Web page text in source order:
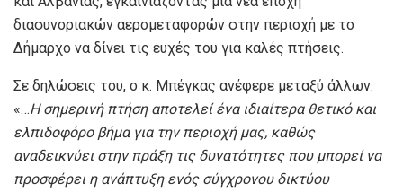
διασυνοριακών αερομεταφορών στην περιοχή με το
Δήμαρχο να δίνει τις ευχές του για καλές πτήσεις.
Σε δηλώσεις του, ο κ. Μπέγκας ανέφερε μεταξύ άλλων:
«…Η σημερινή πτήση αποτελεί ένα ιδιαίτερα θετικό και
ελπιδοφόρο βήμα για την περιοχή μας, καθώς
αναδεικνύει στην πράξη τις δυνατότητες που μπορεί να
προσφέρει η ανάπτυξη ενός σύγχρονου δικτύου